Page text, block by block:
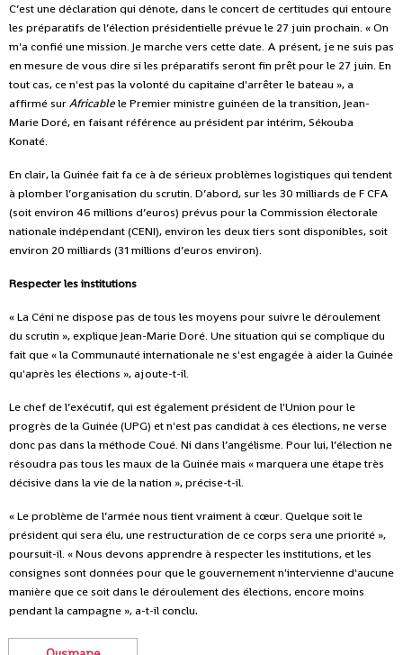
C’est une déclaration qui dénote, dans le concert de certitudes qui entoure
les préparatifs de l’élection présidentielle prévue le 27 juin prochain. « On
m'a confié une mission. Je marche vers cette date. A présent, je ne suis pas
en mesure de vous dire si les préparatifs seront fin prêt pour le 27 juin. En
tout cas, ce n'est pas la volonté du capitaine d'arrêter le bateau », a
affirmé surAfricablele Premier ministre guinéen de la transition, Jean-
Marie Doré, en faisant référence au président par intérim, Sékouba
Konaté.
En clair, la Guinée fait fa ce à de sérieux problèmes logistiques qui tendent
à plomber l’organisation du scrutin. D’abord, sur les 30 milliards de F CFA
(soit environ 46 millions d’euros) prévus pour la Commission électorale
nationale indépendant (CENI), environ les deux tiers sont disponibles, soit
environ 20 milliards (31 millions d’euros environ).
Respecter les institutions
« La Céni ne dispose pas de tous les moyens pour suivre le déroulement
du scrutin », explique Jean-Marie Doré. Une situation qui se complique du
fait que « la Communauté internationale ne s'est engagée à aider la Guinée
qu'après les élections », ajoute-t-il.
Le chef de l’exécutif, qui est également président de l'Union pour le
progrès de la Guinée (UPG) et n'est pas candidat à ces élections, ne verse
donc pas dans la méthode Coué. Ni dans l’angélisme. Pour lui, l’élection ne
résoudra pas tous les maux de la Guinée mais « marquera une étape très
décisive dans la vie de la nation », précise-t-il.
« Le problème de l’armée nous tient vraiment à cœur. Quelque soit le
président qui sera élu, une restructuration de ce corps sera une priorité »,
poursuit-il. « Nous devons apprendre à respecter les institutions, et les
consignes sont données pour que le gouvernement n'intervienne d'aucune
manière que ce soit dans le déroulement des élections, encore moins
pendant la campagne », a-t-il conclu.